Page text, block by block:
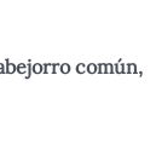
común,